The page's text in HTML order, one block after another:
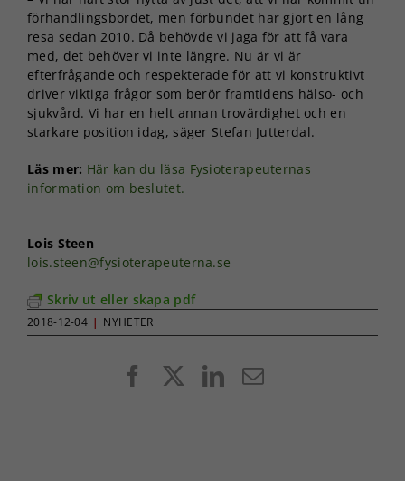
förhandlingsbordet, men förbundet har gjort en lång
resa sedan 2010. Då behövde vi jaga för att få vara
med, det behöver vi inte längre. Nu är vi är
efterfrågande och respekterade för att vi konstruktivt
driver viktiga frågor som berör framtidens hälso- och
sjukvård. Vi har en helt annan trovärdighet och en
starkare position idag, säger Stefan Jutterdal.
Läs mer: Här kan du läsa Fysioterapeuternas
information om beslutet.
Lois Steen
lois.steen@fysioterapeuterna.se
Skriv ut eller skapa pdf
2018-12-04 | NYHETER
FacebookLinkedIn
E-